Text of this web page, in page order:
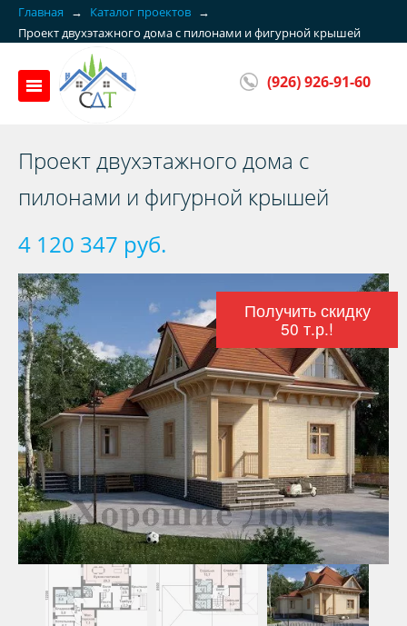
Главная → Каталог проектов →
Проект двуxэтажного дома с пилонами и фигурной крышей
(926) 926-91-60
Проект двуxэтажного дома с
пилонами и фигурной крышей
4 120 347 руб.
Получить скидку
50 т.р.!